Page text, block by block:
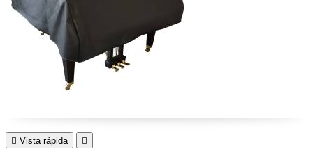
 Vista rápida 